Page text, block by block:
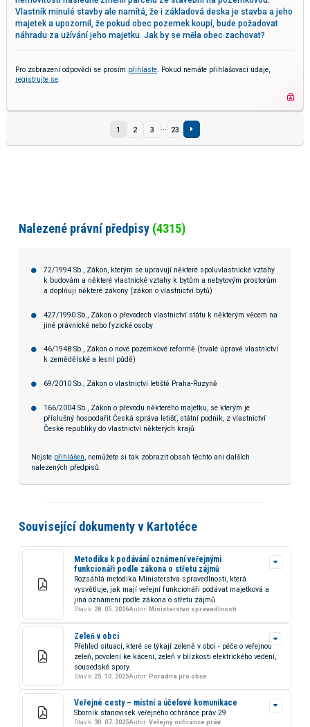
Vlastník minulé stavby ale namítá, že i základová deska je stavba a jeho
majetek a upozornil, že pokud obec pozemek koupí, bude požadovat
náhradu za užívání jeho majetku. Jak by se měla obec zachovat?
Pro zobrazení odpovědi se prosím přihlaste. Pokud nemáte přihlašovací údaje,
registrujte se.
1 2 3 ... 23
Nalezené právní předpisy (4315)
72/1994 Sb., Zákon, kterým se upravují některé spoluvlastnické vztahy
k budovám a některé vlastnické vztahy k bytům a nebytovým prostorům
a doplňují některé zákony (zákon o vlastnictví bytů)
427/1990 Sb., Zákon o převodech vlastnictví státu k některým věcem na
jiné právnické nebo fyzické osoby
46/1948 Sb., Zákon o nové pozemkové reformě (trvalé úpravě vlastnictví
k zemědělské a lesní půdě)
69/2010 Sb., Zákon o vlastnictví letiště Praha-Ruzyně
166/2004 Sb., Zákon o převodu některého majetku, se kterým je
příslušný hospodařit Česká správa letišť, státní podnik, z vlastnictví
České republiky do vlastnictví některých krajů
Nejste přihlášen, nemůžete si tak zobrazit obsah těchto ani dalších
nalezených předpisů.
Související dokumenty v Kartotéce
Metodika k podávání oznámení veřejnými
funkcionáři podle zákona o střetu zájmů
Rozsáhlá metodika Ministerstva spravedlnosti, která
vysvětluje, jak mají veřejní funkcionáři podávat majetková a
jiná oznámení podle zákona o střetu zájmů
Stav k: 28. 05. 2026Autor: Ministerstvo spravedlnosti
Zeleň v obci
Přehled situací, které se týkají zeleně v obci - péče o veřejnou
zeleň, povolení ke kácení, zeleň v blízkosti elektrického vedení,
sousedské spory.
Stav k: 25. 10. 2025Autor: Poradna pro obce
Veřejné cesty – místní a účelové komunikace
Sborník stanovisek veřejného ochránce práv 29
Stav k: 30. 07. 2025Autor: Veřejný ochránce práv